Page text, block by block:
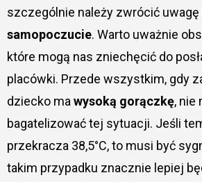
szczególnie należy zwrócić uwagę
samopoczucie. Warto uważnie
które mogą nas zniechęcić do
placówki. Przede wszystkim, gdy
dziecko mawysoką gorączkę, nie
bagatelizować tej sytuacji. Jeśli
przekracza 38,5°C, to musi być
takim przypadku znacznie lepiej